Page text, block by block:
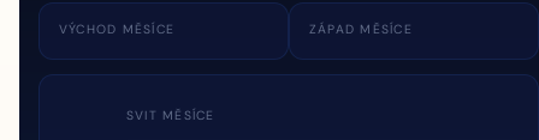
VÝCHOD MĚSÍCE ZÁPAD MĚSÍCE
SVIT MĚSÍCE